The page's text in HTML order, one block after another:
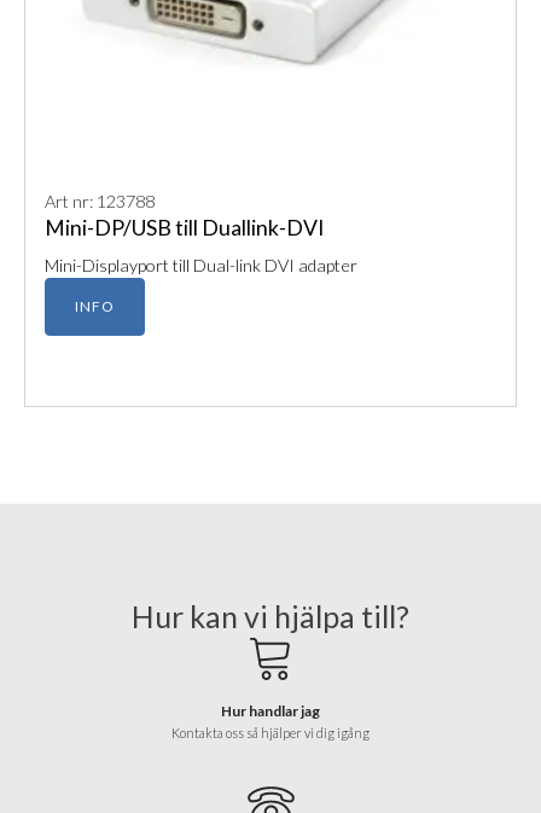
Art nr: 123788
Mini-DP/USB till Duallink-DVI
Mini-Displayport till Dual-link DVI adapter
INFO
Hur kan vi hjälpa till?
Hur handlar jag
Kontakta oss så hjälper vi dig igång